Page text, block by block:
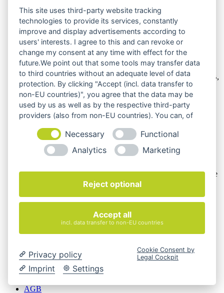
Wir verkaufen online ausschließlich an Unternehmer
Unsere Angebote richten sich nur an Unternehmer,§14 BGB,
also an natürliche oder juristische Personen oder rechtsfähige
Personengesellschaften, die bei Abschluss eines
Rechtsgeschäfts in Ausübung ihrer gewerblichen oder
selbständigen beruflichen Tätigkeit handeln. Wir schließen
keine Verträge mit Verbrauchern,
§ 13 BGB.
Hinweis zu Produktabbildungen
Die Produktbilder der Artikel zeigen Beispiele, die in der
Artikelbeschreibung abweichen können. Maßgeblich sind die
Beschreibungen und Abbildungen im unverbindlichen
Angebot. Gerne konfigurieren wir das ausgewählte Produkt
genau nach Ihren Vorstellungen.
Cookie-Einstellungen ändern
Über Uns
FAQ
Kontakt
Versandarten
AGB
This site uses third-party website tracking
technologies to provide its services, constantly
improve and display advertisements according to
users' interests. I agree to this and can revoke or
change my consent at any time with effect for the
future.We point out that some tools may transfer data
to third countries without an adequate level of data
protection. By clicking "Accept (incl. data transfer to
non-EU countries)", you agree that the data may be
used by us as well as by the respective third-party
providers (also from non-EU countries). You can, of
Necessary
Functional
Analytics
Marketing
Reject optional
Accept all
incl. data transfer to non-EU countries
Privacy policy
Imprint
Settings
Cookie Consent by
Legal Cockpit